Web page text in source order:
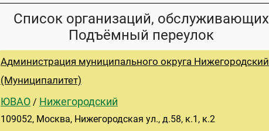
Список организаций, обслуживающих
Подъёмный переулок
Администрация муниципального округа Нижегородский
(Муниципалитет)
ЮВАО / Нижегородский
109052, Москва, Нижегородская ул., д.58, к.1, к.2